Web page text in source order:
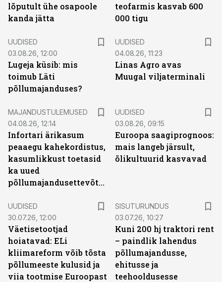
lõputult ühe osapoole
kanda jätta
teofarmis kasvab 600
000 tigu
UUDISED
03.08.26, 12:00
Lugeja küsib: mis
toimub Läti
põllumajanduses?
UUDISED
04.08.26, 11:23
Linas Agro avas
Muugal viljaterminali
MAJANDUSTULEMUSED
04.08.26, 12:14
Infortari ärikasum
peaaegu kahekordistus,
kasumlikkust toetasid
ka uued
põllumajandusettevõtted
UUDISED
03.08.26, 09:15
Euroopa saagiprognoos:
mais langeb järsult,
õlikultuurid kasvavad
UUDISED
30.07.26, 12:00
Väetisetootjad
hoiatavad: ELi
kliimareform võib tõsta
põllumeeste kulusid ja
viia tootmise Euroopast
SISUTURUNDUS
03.07.26, 10:27
Kuni 200 hj traktori rent
– paindlik lahendus
põllumajandusse,
ehitusse ja
teehooldusesse